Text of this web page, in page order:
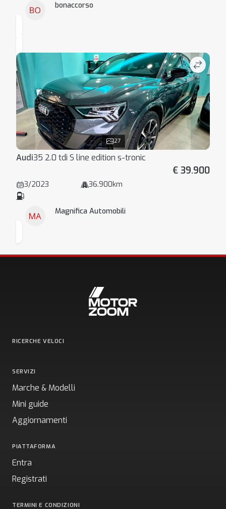
bonaccorso
27
Audi35 2.0 tdi S line edition s-tronic
€ 39.900
3/2023 36.900km
Magnifica Automobili
RICERCHE VELOCI
SERVIZI
Marche & Modelli
Mini guide
Aggiornamenti
PIATTAFORMA
Entra
Registrati
TERMINI E CONDIZIONI